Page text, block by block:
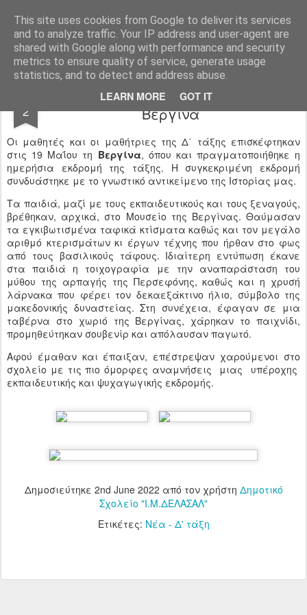
This site uses cookies from Google to deliver its services
and to analyze traffic. Your IP address and user-agent are
shared with Google along with performance and security
metrics to ensure quality of service, generate usage
statistics, and to detect and address abuse.
LEARN MORE GOT IT
Ιδιωτικό Δημοτικό Σχολείο "Ι.Μ.ΔΕΛΑΣΑΛ"
2
Ημερήσια εκδρομή Δ΄ τάξης στη
Βεργίνα
Οι μαθητές και οι μαθήτριες της Δ΄ τάξης επισκέφτηκαν
στις 19 Μαΐου τη Βεργίνα, όπου και πραγματοποιήθηκε η
ημερήσια εκδρομή της τάξης. Η συγκεκριμένη εκδρομή
συνδυάστηκε με το γνωστικό αντικείμενο της Ιστορίας μας.
Τα παιδιά, μαζί με τους εκπαιδευτικούς και τους ξεναγούς,
βρέθηκαν, αρχικά, στο Μουσείο της Βεργίνας. Θαύμασαν
τα εγκιβωτισμένα ταφικά κτίσματα καθώς και τον μεγάλο
αριθμό κτερισμάτων κι έργων τέχνης που ήρθαν στο φως
από τους βασιλικούς τάφους. Ιδιαίτερη εντύπωση έκανε
στα παιδιά η τοιχογραφία με την αναπαράσταση του
μύθου της αρπαγής της Περσεφόνης, καθώς και η χρυσή
λάρνακα που φέρει τον δεκαεξάκτινο ήλιο, σύμβολο της
μακεδονικής δυναστείας. Στη συνέχεια, έφαγαν σε μια
ταβέρνα στο χωριό της Βεργίνας, χάρηκαν το παιχνίδι,
προμηθεύτηκαν σουβενίρ και απόλαυσαν παγωτό.
Αφού έμαθαν και έπαιξαν, επέστρεψαν χαρούμενοι στο
σχολείο με τις πιο όμορφες αναμνήσεις μιας υπέροχης
εκπαιδευτικής και ψυχαγωγικής εκδρομής.
Δημοσιεύτηκε 2nd June 2022 από τον χρήστη Δημοτικό
Σχολείο "Ι.Μ.ΔΕΛΑΣΑΛ"
Ετικέτες: Νέα - Δ' τάξη